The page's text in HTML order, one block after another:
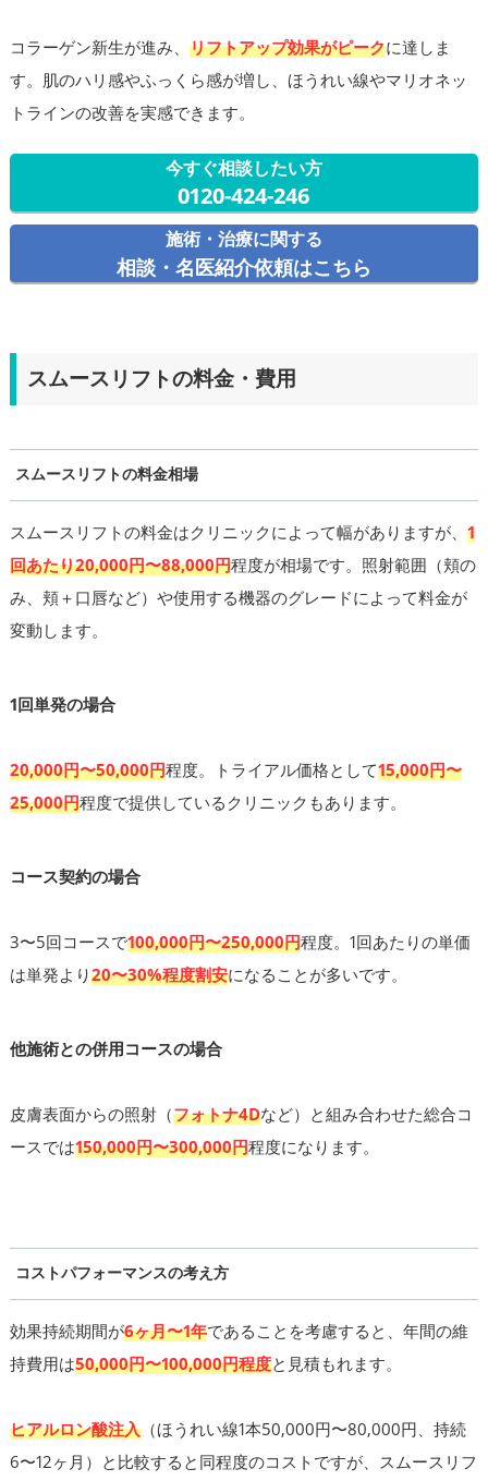
コラーゲン新生が進み、 リフトアップ効果がピークに達しま
す。肌のハリ感やふっくら感が増し、ほうれい線やマリオネッ
トラインの改善を実感できます。
今すぐ相談したい方
0120-424-246
施術・治療に関する
相談・名医紹介依頼はこちら
スムースリフトの料金・費用
スムースリフトの料金相場
スムースリフトの料金はクリニックによって幅がありますが、 1
回あたり20,000円〜88,000円程度が相場です。照射範囲（頬の
み、頬＋口唇など）や使用する機器のグレードによって料金が
変動します。
1回単発の場合
20,000円〜50,000円程度。トライアル価格として15,000円〜
25,000円程度で提供しているクリニックもあります。
コース契約の場合
3〜5回コースで100,000円〜250,000円程度。1回あたりの単価
は単発より20〜30%程度割安になることが多いです。
他施術との併用コースの場合
皮膚表面からの照射（フォトナ4Dなど）と組み合わせた総合コ
ースでは150,000円〜300,000円程度になります。
コストパフォーマンスの考え方
効果持続期間が6ヶ月〜1年であることを考慮すると、年間の維
持費用は50,000円〜100,000円程度と見積もれます。
ヒアルロン酸注入（ほうれい線1本50,000円〜80,000円、持続
6〜12ヶ月）と比較すると同程度のコストですが、スムースリフ